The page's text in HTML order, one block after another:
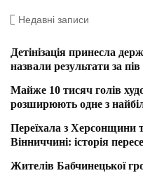
Недавні записи
Детінізація принесла
назвали результати за
Майже 10 тисяч голів
розширюють одне з
Переїхала з Херсонщини
Вінниччині: історія
Жителів Бабчинецької